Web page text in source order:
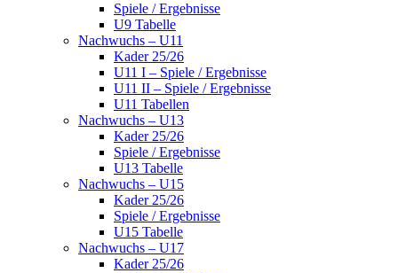
Spiele / Ergebnisse
U9 Tabelle
Nachwuchs – U11
Kader 25/26
U11 I – Spiele / Ergebnisse
U11 II – Spiele / Ergebnisse
U11 Tabellen
Nachwuchs – U13
Kader 25/26
Spiele / Ergebnisse
U13 Tabelle
Nachwuchs – U15
Kader 25/26
Spiele / Ergebnisse
U15 Tabelle
Nachwuchs – U17
Kader 25/26